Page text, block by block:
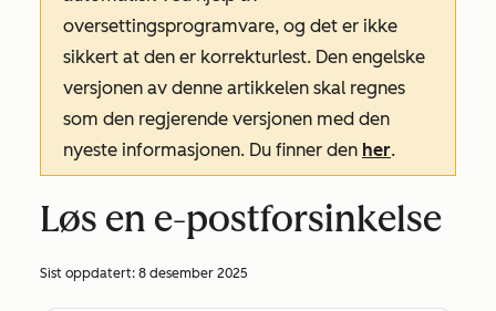
oversettingsprogramvare, og det er ikke
sikkert at den er korrekturlest. Den engelske
versjonen av denne artikkelen skal regnes
som den regjerende versjonen med den
nyeste informasjonen. Du finner den her.
Løs en e-postforsinkelse
Sist oppdatert: 8 desember 2025